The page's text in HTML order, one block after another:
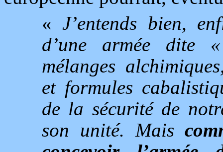
«J’entends bien,
d’une armée dite
mélanges
et formules
de la sécurité de
son unité. Mais